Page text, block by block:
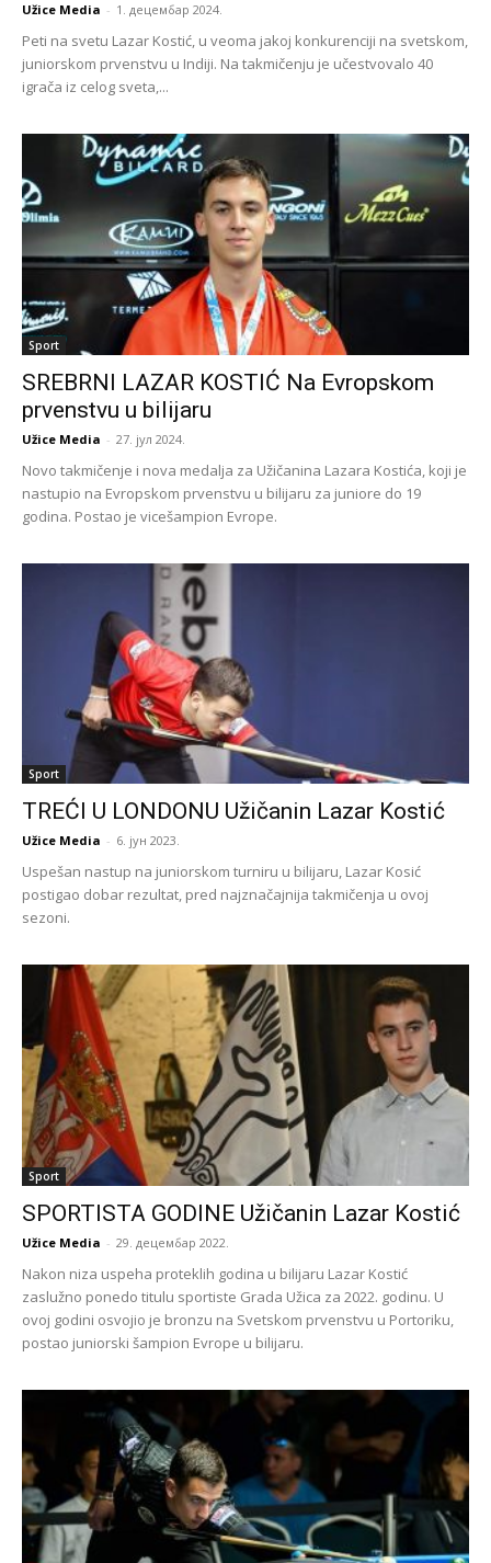
Užice Media - 1. децембар 2024.
Peti na svetu Lazar Kostić, u veoma jakoj konkurenciji na svetskom,
juniorskom prvenstvu u Indiji. Na takmičenju je učestvovalo 40
igrača iz celog sveta,...
Sport
SREBRNI LAZAR KOSTIĆ Na Evropskom
prvenstvu u bilijaru
Užice Media - 27. јул 2024.
Novo takmičenje i nova medalja za Užičanina Lazara Kostića, koji je
nastupio na Evropskom prvenstvu u bilijaru za juniore do 19
godina. Postao je vicešampion Evrope.
Sport
TREĆI U LONDONU Užičanin Lazar Kostić
Užice Media - 6. јун 2023.
Uspešan nastup na juniorskom turniru u bilijaru, Lazar Kosić
postigao dobar rezultat, pred najznačajnija takmičenja u ovoj
sezoni.
Sport
SPORTISTA GODINE Užičanin Lazar Kostić
Užice Media - 29. децембар 2022.
Nakon niza uspeha proteklih godina u bilijaru Lazar Kostić
zaslužno ponedo titulu sportiste Grada Užica za 2022. godinu. U
ovoj godini osvojio je bronzu na Svetskom prvenstvu u Portoriku,
postao juniorski šampion Evrope u bilijaru.